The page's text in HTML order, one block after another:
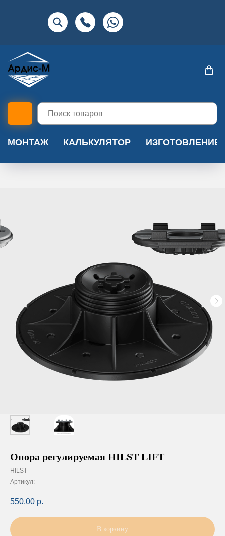
МОНТАЖ КАЛЬКУЛЯТОР ИЗГОТОВЛЕНИЕ
Опора регулируемая HILST LIFT
HILST
Артикул:
550,00 р.
В корзину